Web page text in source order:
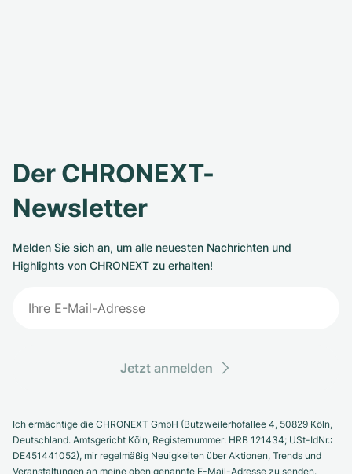
Der CHRONEXT-
Newsletter
Melden Sie sich an, um alle neuesten Nachrichten und
Highlights von CHRONEXT zu erhalten!
Jetzt anmelden
Ich ermächtige die CHRONEXT GmbH (Butzweilerhofallee 4, 50829 Köln,
Deutschland. Amtsgericht Köln, Registernummer: HRB 121434; USt-IdNr.:
DE451441052), mir regelmäßig Neuigkeiten über Aktionen, Trends und
Veranstaltungen an meine oben genannte E-Mail-Adresse zu senden.